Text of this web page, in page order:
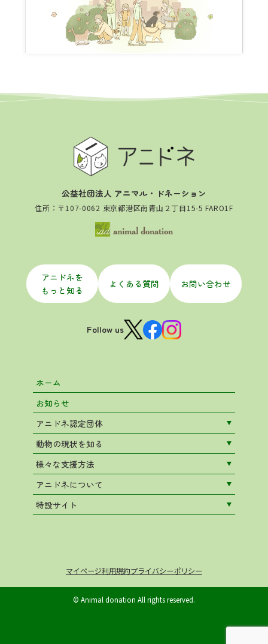
公益社団法人 アニマル・ドネーション
住所：〒107-0062 東京都港区南青山２丁目15-5 FARO1F
アニドネを
もっと知る
よくある質問 お問い合わせ
Follow us
ホーム
お知らせ
アニドネ認定団体
動物の現状を知る
様々な支援方法
アニドネについて
特設サイト
マイページ利用規約プライバシーポリシー
© Animal donation All rights reserved.